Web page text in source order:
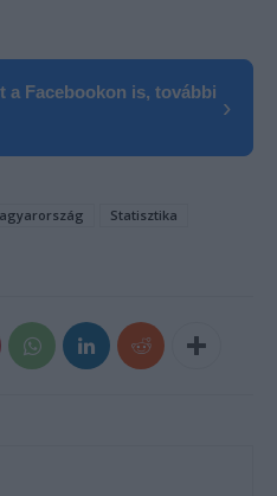
a Facebookon is, további
›
Statisztika